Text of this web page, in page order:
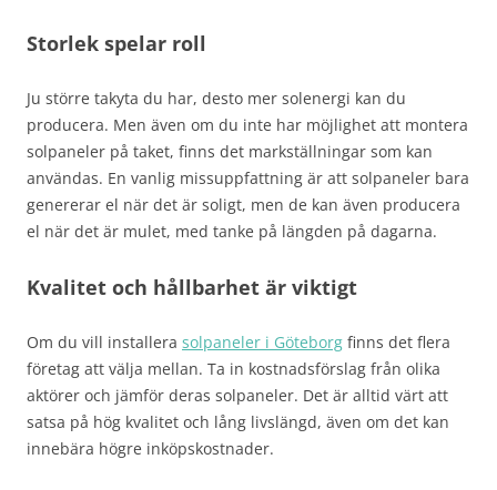
Storlek spelar roll
Ju större takyta du har, desto mer solenergi kan du
producera. Men även om du inte har möjlighet att montera
solpaneler på taket, finns det markställningar som kan
användas. En vanlig missuppfattning är att solpaneler bara
genererar el när det är soligt, men de kan även producera
el när det är mulet, med tanke på längden på dagarna.
Kvalitet och hållbarhet är viktigt
Om du vill installera solpaneler i Göteborg finns det flera
företag att välja mellan. Ta in kostnadsförslag från olika
aktörer och jämför deras solpaneler. Det är alltid värt att
satsa på hög kvalitet och lång livslängd, även om det kan
innebära högre inköpskostnader.